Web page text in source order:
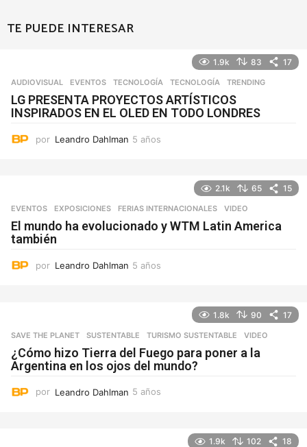
TE PUEDE INTERESAR
1.9k 83 17
AUDIOVISUAL ,EVENTOS ,TECNOLOGÍA TECNOLOGÍA ,TRENDING
LG PRESENTA PROYECTOS ARTÍSTICOS
INSPIRADOS EN EL OLED EN TODO LONDRES
por Leandro Dahlman 5 años
2.1k 65 15
EVENTOS ,EXPOSICIONES ,FERIAS INTERNACIONALES VIDEO
El mundo ha evolucionado y WTM Latin America
también
por Leandro Dahlman 5 años
1.8k 90 17
SAVE THE PLANET ,SUSTENTABLE ,TURISMO SUSTENTABLE VIDEO
¿Cómo hizo Tierra del Fuego para poner a la
Argentina en los ojos del mundo?
por Leandro Dahlman 5 años
1.9k 102 18